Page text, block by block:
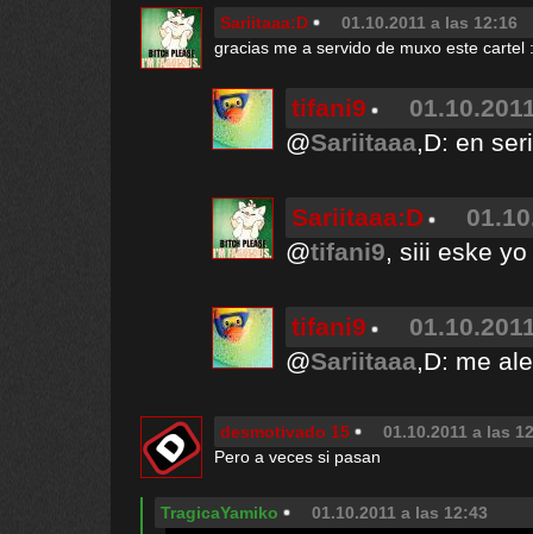
Sariitaaa:D
01.10.2011 a las 12:16
gracias me a servido de muxo este cartel
tifani9
@Sariitaaa,D: en
Sariitaaa:D
@tifani9, siii eske
tifani9
@Sariitaaa,D: me
desmotivado 15
01.10.2011 a las
Pero a veces si pasan
TragicaYamiko 01.10.2011 a las 12:43